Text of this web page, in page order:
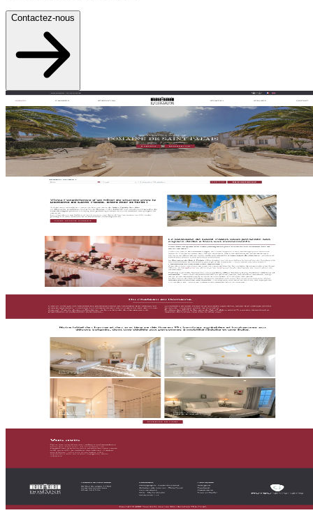
Contactez-nous